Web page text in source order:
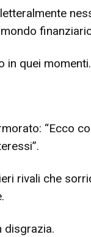
in quei momenti.
“Ecco
rivali che
disgrazia.